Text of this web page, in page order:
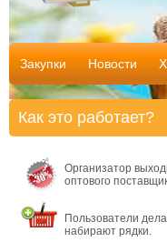
Закупки Новости
Как это работает?
Организатор
оптового
Пользователи
набирают рядки.